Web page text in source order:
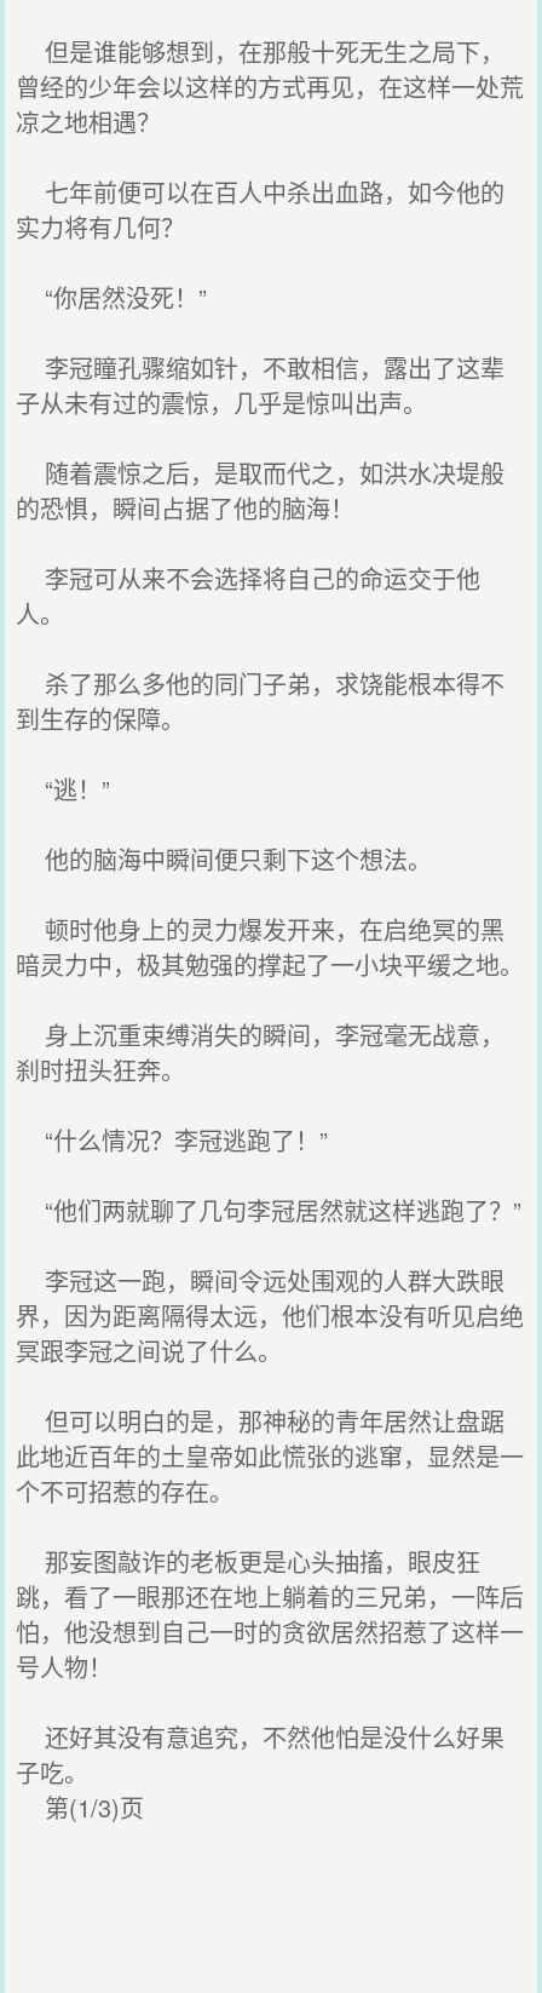
但是谁能够想到，在那般十死无生之局下，
曾经的少年会以这样的方式再见，在这样一处荒
凉之地相遇？
七年前便可以在百人中杀出血路，如今他的
实力将有几何？
“你居然没死！”
李冠瞳孔骤缩如针，不敢相信，露出了这辈
子从未有过的震惊，几乎是惊叫出声。
随着震惊之后，是取而代之，如洪水决堤般
的恐惧，瞬间占据了他的脑海！
李冠可从来不会选择将自己的命运交于他
人。
杀了那么多他的同门子弟，求饶能根本得不
到生存的保障。
“逃！”
他的脑海中瞬间便只剩下这个想法。
顿时他身上的灵力爆发开来，在启绝冥的黑
暗灵力中，极其勉强的撑起了一小块平缓之地。
身上沉重束缚消失的瞬间，李冠毫无战意，
刹时扭头狂奔。
“什么情况？李冠逃跑了！”
“他们两就聊了几句李冠居然就这样逃跑了？”
李冠这一跑，瞬间令远处围观的人群大跌眼
界，因为距离隔得太远，他们根本没有听见启绝
冥跟李冠之间说了什么。
但可以明白的是，那神秘的青年居然让盘踞
此地近百年的土皇帝如此慌张的逃窜，显然是一
个不可招惹的存在。
那妄图敲诈的老板更是心头抽搐，眼皮狂
跳，看了一眼那还在地上躺着的三兄弟，一阵后
怕，他没想到自己一时的贪欲居然招惹了这样一
号人物！
还好其没有意追究，不然他怕是没什么好果
子吃。
第(1/3)页